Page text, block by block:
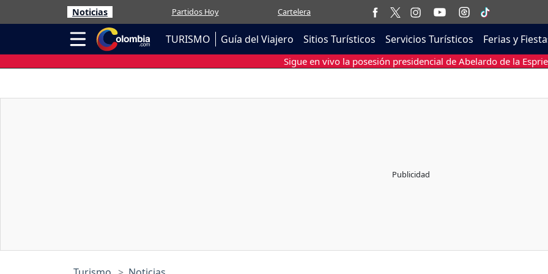
Noticias Partidos Hoy Cartelera
TURISMO Guía del Viajero Sitios Turísticos Servicios Turísticos Ferias y
Sigue en vivo la posesión presidencial de Abelardo de la